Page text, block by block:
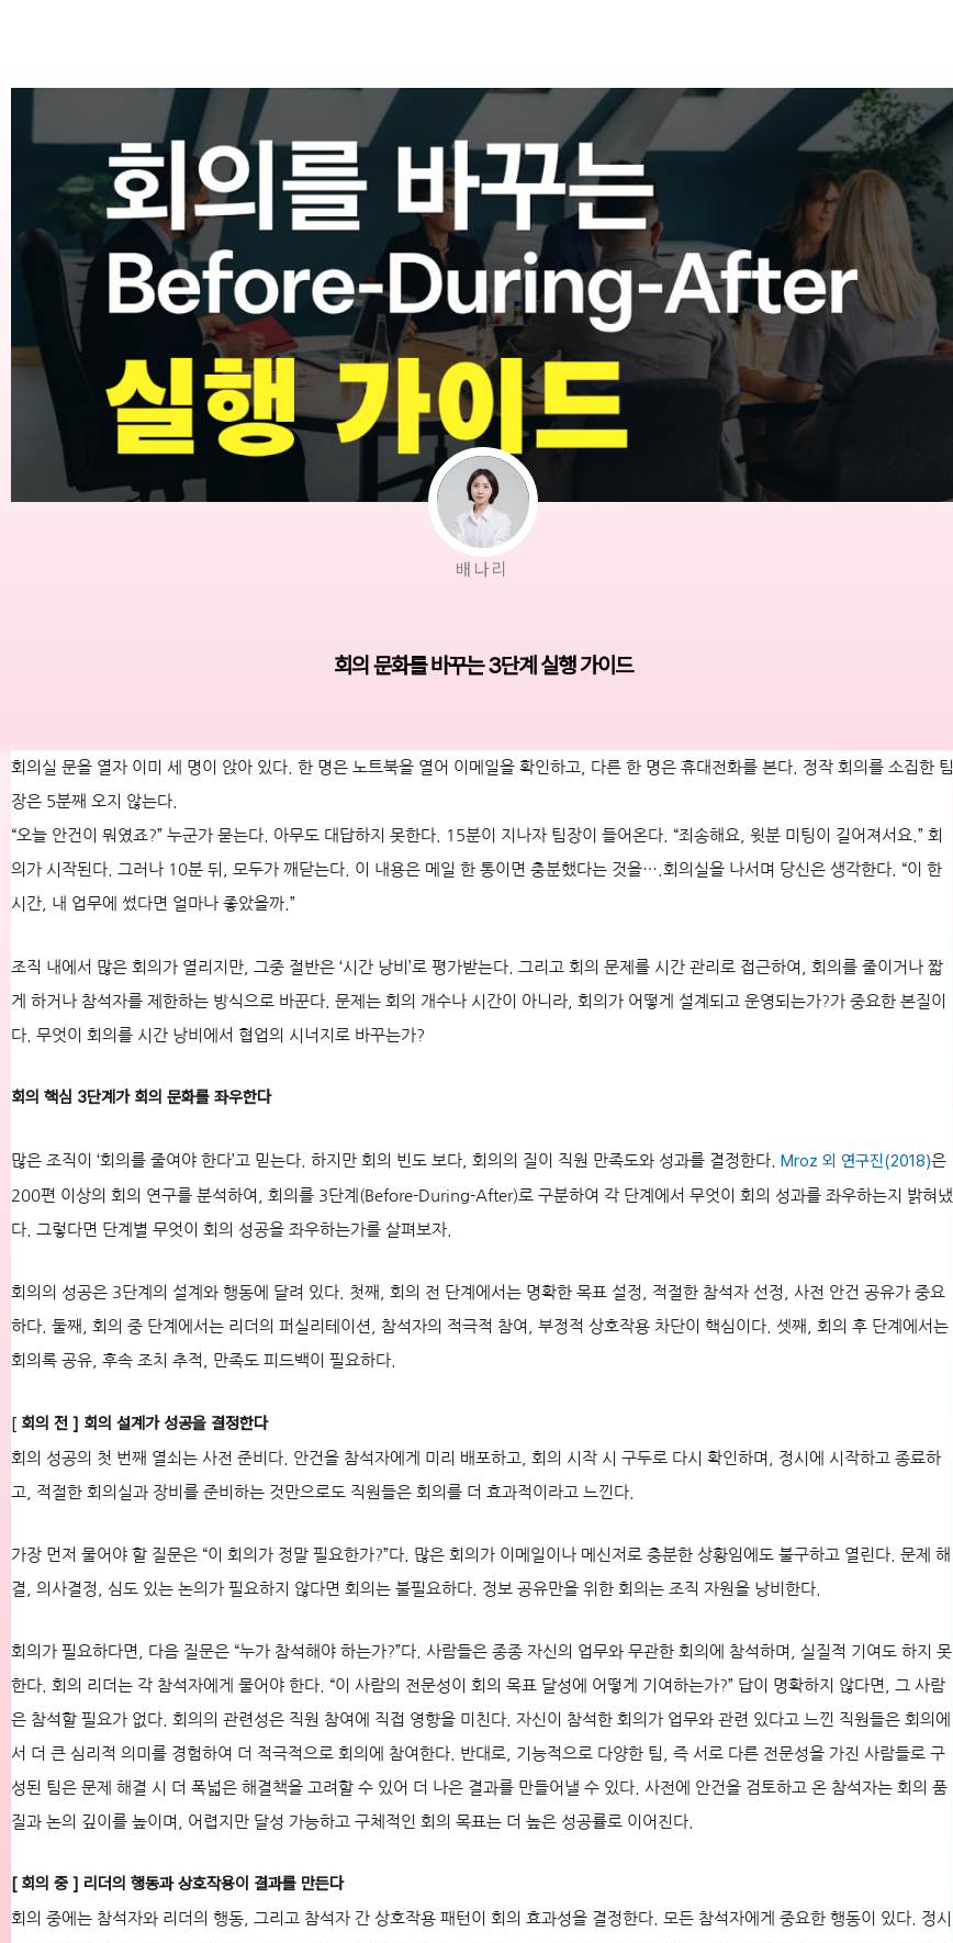
배나리
회의 문화를 바꾸는 3단계 실행 가이드
회의실 문을 열자 이미 세 명이 앉아 있다. 한 명은 노트북을 열어 이메일을 확인하고, 다른 한 명은 휴대전화를 본다. 정작 회의를 소집한 팀
장은 5분째 오지 않는다.
“오늘 안건이 뭐였죠?” 누군가 묻는다. 아무도 대답하지 못한다. 15분이 지나자 팀장이 들어온다. “죄송해요, 윗분 미팅이 길어져서요.” 회
의가 시작된다. 그러나 10분 뒤, 모두가 깨닫는다. 이 내용은 메일 한 통이면 충분했다는 것을….회의실을 나서며 당신은 생각한다. “이 한
시간, 내 업무에 썼다면 얼마나 좋았을까.”
조직 내에서 많은 회의가 열리지만, 그중 절반은 ‘시간 낭비’로 평가받는다. 그리고 회의 문제를 시간 관리로 접근하여, 회의를 줄이거나 짧
게 하거나 참석자를 제한하는 방식으로 바꾼다. 문제는 회의 개수나 시간이 아니라, 회의가 어떻게 설계되고 운영되는가?가 중요한 본질이
다. 무엇이 회의를 시간 낭비에서 협업의 시너지로 바꾸는가?
회의 핵심 3단계가 회의 문화를 좌우한다
많은 조직이 ‘회의를 줄여야 한다’고 믿는다. 하지만 회의 빈도 보다, 회의의 질이 직원 만족도와 성과를 결정한다. Mroz 외 연구진(2018)은
200편 이상의 회의 연구를 분석하여, 회의를 3단계(Before-During-After)로 구분하여 각 단계에서 무엇이 회의 성과를 좌우하는지 밝혀냈
다. 그렇다면 단계별 무엇이 회의 성공을 좌우하는가를 살펴보자.
회의의 성공은 3단계의 설계와 행동에 달려 있다. 첫째, 회의 전 단계에서는 명확한 목표 설정, 적절한 참석자 선정, 사전 안건 공유가 중요
하다. 둘째, 회의 중 단계에서는 리더의 퍼실리테이션, 참석자의 적극적 참여, 부정적 상호작용 차단이 핵심이다. 셋째, 회의 후 단계에서는
회의록 공유, 후속 조치 추적, 만족도 피드백이 필요하다.
[ 회의 전 ] 회의 설계가 성공을 결정한다
회의 성공의 첫 번째 열쇠는 사전 준비다. 안건을 참석자에게 미리 배포하고, 회의 시작 시 구두로 다시 확인하며, 정시에 시작하고 종료하
고, 적절한 회의실과 장비를 준비하는 것만으로도 직원들은 회의를 더 효과적이라고 느낀다.
가장 먼저 물어야 할 질문은 “이 회의가 정말 필요한가?”다. 많은 회의가 이메일이나 메신저로 충분한 상황임에도 불구하고 열린다. 문제 해
결, 의사결정, 심도 있는 논의가 필요하지 않다면 회의는 불필요하다. 정보 공유만을 위한 회의는 조직 자원을 낭비한다.
회의가 필요하다면, 다음 질문은 “누가 참석해야 하는가?”다. 사람들은 종종 자신의 업무와 무관한 회의에 참석하며, 실질적 기여도 하지 못
한다. 회의 리더는 각 참석자에게 물어야 한다. “이 사람의 전문성이 회의 목표 달성에 어떻게 기여하는가?” 답이 명확하지 않다면, 그 사람
은 참석할 필요가 없다. 회의의 관련성은 직원 참여에 직접 영향을 미친다. 자신이 참석한 회의가 업무와 관련 있다고 느낀 직원들은 회의에
서 더 큰 심리적 의미를 경험하여 더 적극적으로 회의에 참여한다. 반대로, 기능적으로 다양한 팀, 즉 서로 다른 전문성을 가진 사람들로 구
성된 팀은 문제 해결 시 더 폭넓은 해결책을 고려할 수 있어 더 나은 결과를 만들어낼 수 있다. 사전에 안건을 검토하고 온 참석자는 회의 품
질과 논의 깊이를 높이며, 어렵지만 달성 가능하고 구체적인 회의 목표는 더 높은 성공률로 이어진다.
[ 회의 중 ] 리더의 행동과 상호작용이 결과를 만든다
회의 중에는 참석자와 리더의 행동, 그리고 참석자 간 상호작용 패턴이 회의 효과성을 결정한다. 모든 참석자에게 중요한 행동이 있다. 정시